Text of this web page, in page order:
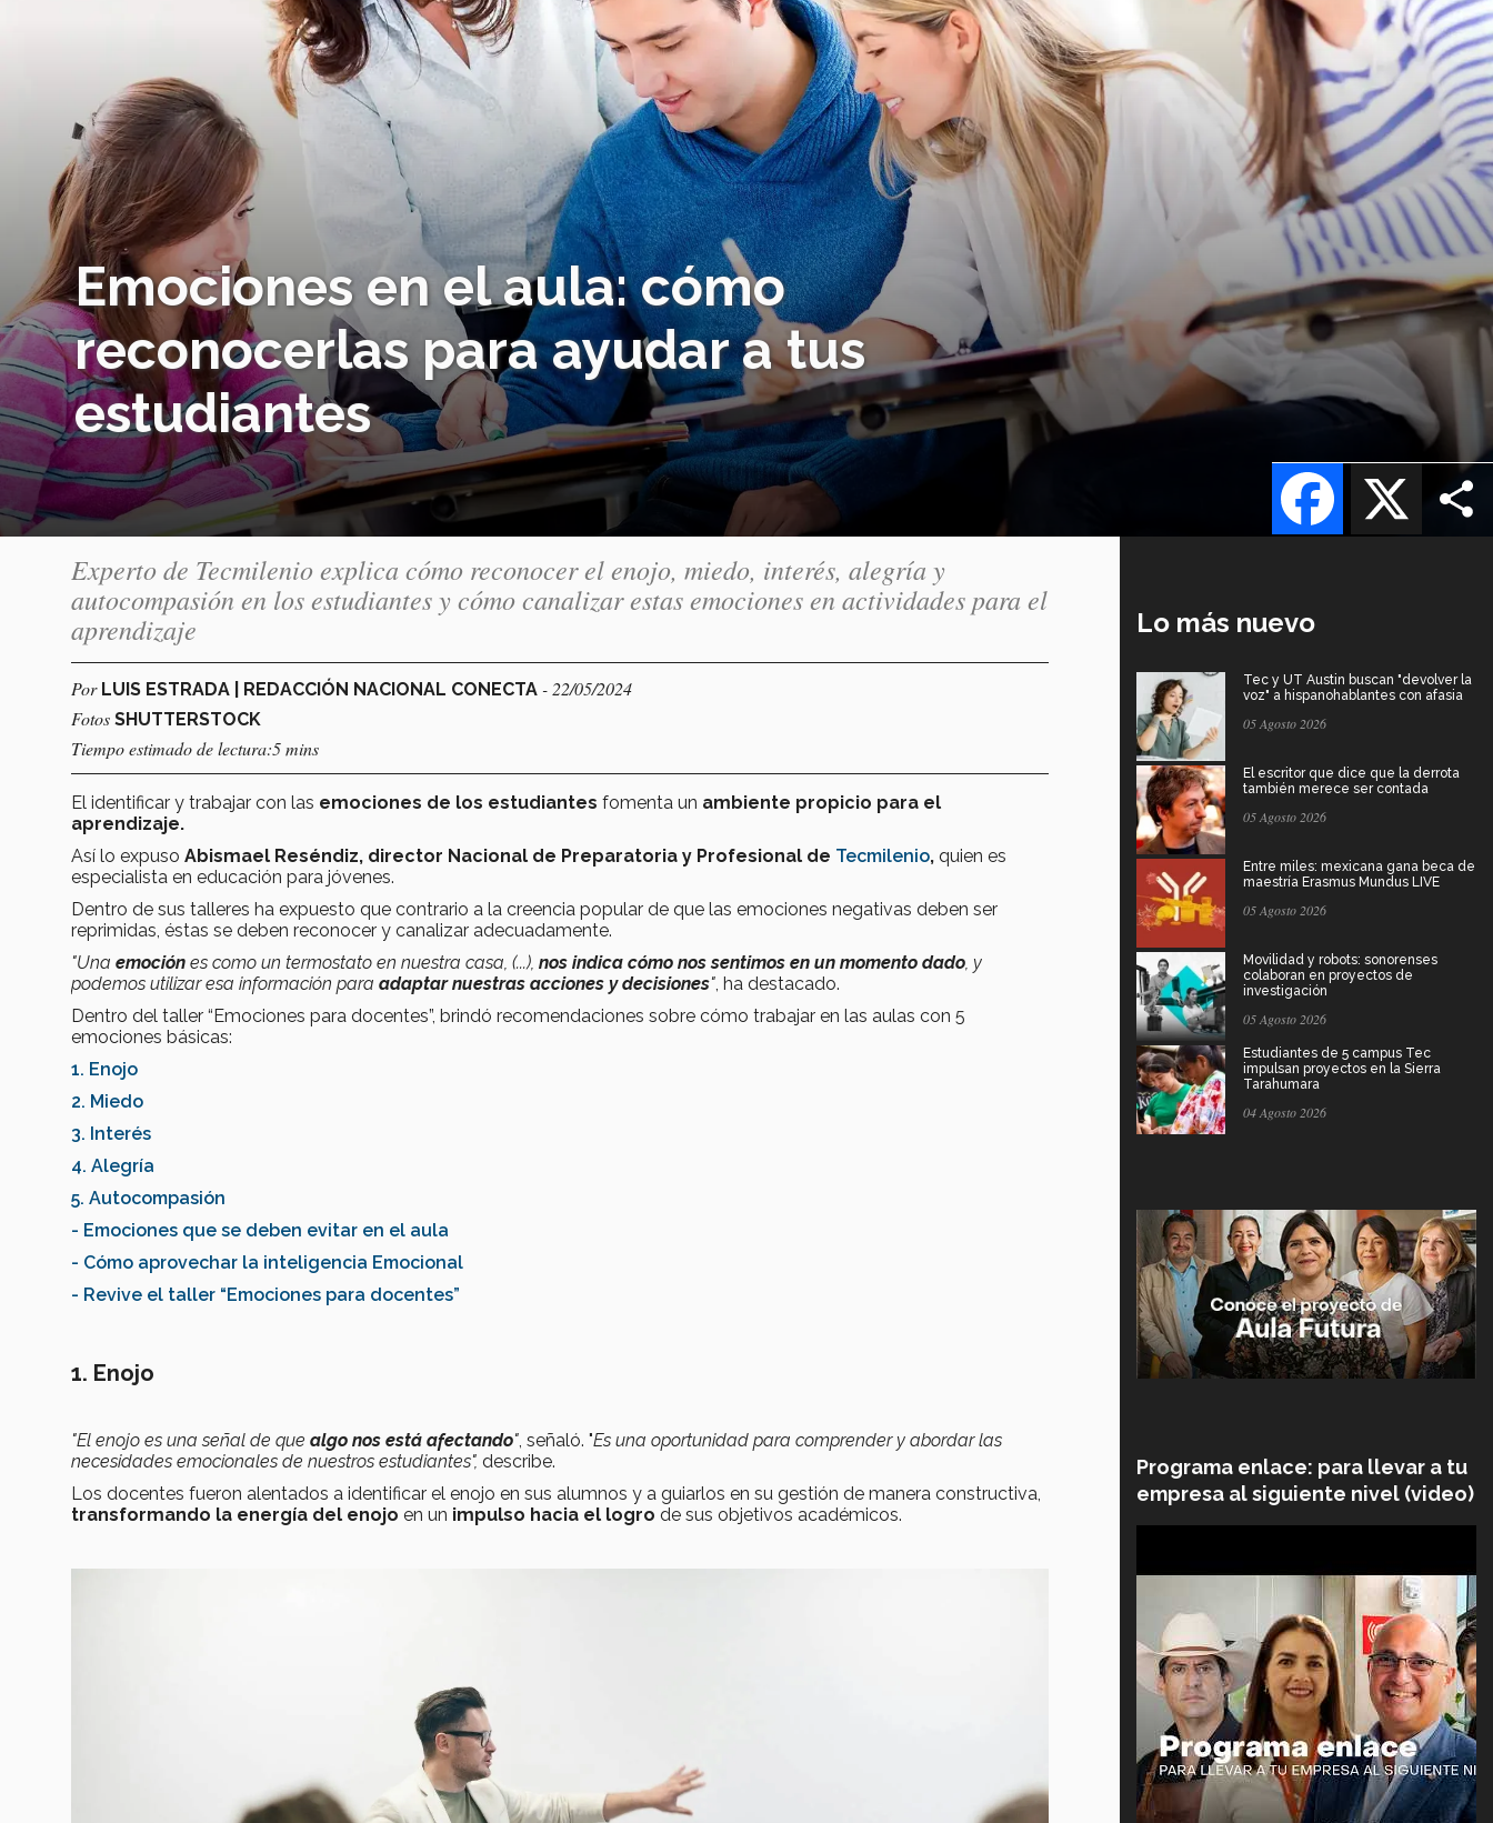
Emociones en el aula: cómo
reconocerlas para ayudar a tus
estudiantes
X
Facebook
Experto de Tecmilenio explica cómo reconocer el enojo, miedo, interés, alegría y
autocompasión en los estudiantes y cómo canalizar estas emociones en actividades para el
aprendizaje
Por LUIS ESTRADA | REDACCIÓN NACIONAL CONECTA - 22/05/2024
Fotos SHUTTERSTOCK
Tiempo estimado de lectura:5 mins
El identificar y trabajar con las emociones de los estudiantes fomenta un ambiente propicio para el
aprendizaje.
Así lo expuso Abismael Reséndiz, director Nacional de Preparatoria y Profesional de Tecmilenio, quien es
especialista en educación para jóvenes.
Dentro de sus talleres ha expuesto que contrario a la creencia popular de que las emociones negativas deben ser
reprimidas, éstas se deben reconocer y canalizar adecuadamente.
"Una emoción es como un termostato en nuestra casa, (...), nos indica cómo nos sentimos en un momento dado , y
podemos utilizar esa información para adaptar nuestras acciones y decisiones" , ha destacado.
Dentro del taller “Emociones para docentes”, brindó recomendaciones sobre cómo trabajar en las aulas con 5
emociones básicas:
1. Enojo
2. Miedo
3. Interés
4. Alegría
5. Autocompasión
- Emociones que se deben evitar en el aula
- Cómo aprovechar la inteligencia Emocional
- Revive el taller “Emociones para docentes”
1. Enojo
"El enojo es una señal de que algo nos está afectando" , señaló. "Es una oportunidad para comprender y abordar las
necesidades emocionales de nuestros estudiantes", describe.
Los docentes fueron alentados a identificar el enojo en sus alumnos y a guiarlos en su gestión de manera constructiva,
transformando la energía del enojo en un impulso hacia el logro de sus objetivos académicos.
Lo más nuevo
Tec y UT Austin buscan "devolver la
voz" a hispanohablantes con afasia
05 Agosto 2026
El escritor que dice que la derrota
también merece ser contada
05 Agosto 2026
Entre miles: mexicana gana beca de
maestría Erasmus Mundus LIVE
05 Agosto 2026
Movilidad y robots: sonorenses
colaboran en proyectos de
investigación
05 Agosto 2026
Estudiantes de 5 campus Tec
impulsan proyectos en la Sierra
Tarahumara
04 Agosto 2026
Programa enlace: para llevar a tu
empresa al siguiente nivel (video)